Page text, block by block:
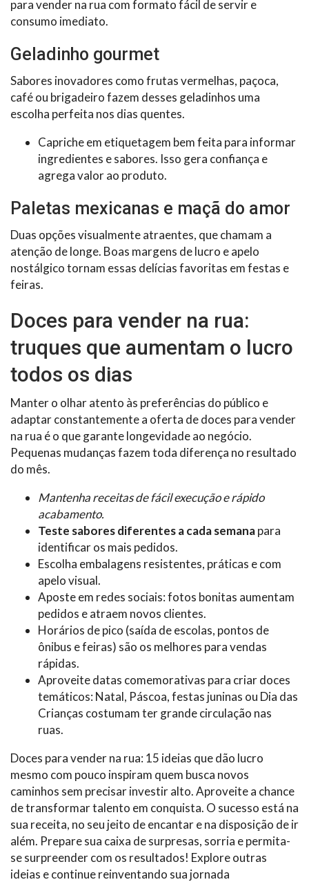
para vender na rua com formato fácil de servir e
consumo imediato.
Geladinho gourmet
Sabores inovadores como frutas vermelhas, paçoca,
café ou brigadeiro fazem desses geladinhos uma
escolha perfeita nos dias quentes.
Capriche em etiquetagem bem feita para informar
ingredientes e sabores. Isso gera confiança e
agrega valor ao produto.
Paletas mexicanas e maçã do amor
Duas opções visualmente atraentes, que chamam a
atenção de longe. Boas margens de lucro e apelo
nostálgico tornam essas delícias favoritas em festas e
feiras.
Doces para vender na rua:
truques que aumentam o lucro
todos os dias
Manter o olhar atento às preferências do público e
adaptar constantemente a oferta de doces para vender
na rua é o que garante longevidade ao negócio.
Pequenas mudanças fazem toda diferença no resultado
do mês.
Mantenha receitas de fácil execução e rápido
acabamento.
Teste sabores diferentes a cada semanapara
identificar os mais pedidos.
Escolha embalagens resistentes, práticas e com
apelo visual.
Aposte em redes sociais: fotos bonitas aumentam
pedidos e atraem novos clientes.
Horários de pico (saída de escolas, pontos de
ônibus e feiras) são os melhores para vendas
rápidas.
Aproveite datas comemorativas para criar doces
temáticos: Natal, Páscoa, festas juninas ou Dia das
Crianças costumam ter grande circulação nas
ruas.
Doces para vender na rua: 15 ideias que dão lucro
mesmo com pouco inspiram quem busca novos
caminhos sem precisar investir alto. Aproveite a chance
de transformar talento em conquista. O sucesso está na
sua receita, no seu jeito de encantar e na disposição de ir
além. Prepare sua caixa de surpresas, sorria e permita-
se surpreender com os resultados! Explore outras
ideias e continue reinventando sua jornada